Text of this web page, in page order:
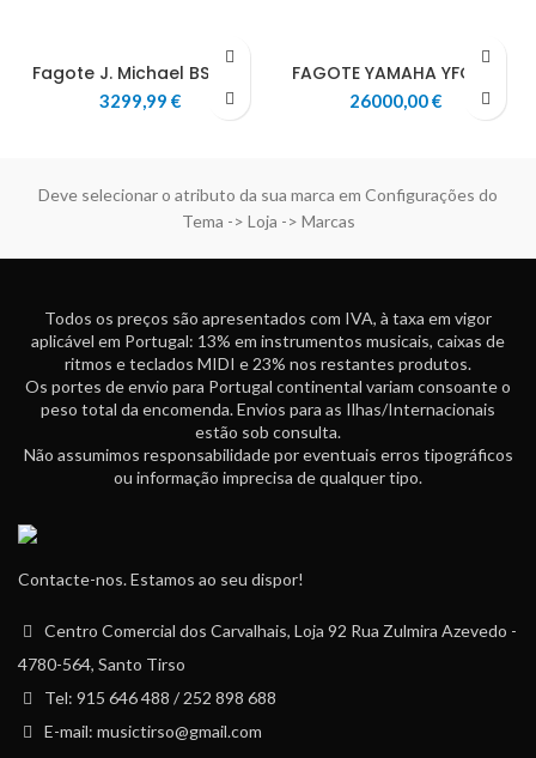
Fagote J. Michael BS1800
3299,99 €
FAGOTE YAMAHA YFG812
26000,00€
Deve selecionar o atributo da sua marca em Configurações do
Tema -> Loja -> Marcas
Todos os preços são apresentados com IVA, à taxa em vigor
aplicável em Portugal: 13% em instrumentos musicais, caixas de
ritmos e teclados MIDI e 23% nos restantes produtos.
Os portes de envio para Portugal continental variam consoante o
peso total da encomenda. Envios para as Ilhas/Internacionais
estão sob consulta.
Não assumimos responsabilidade por eventuais erros tipográficos
ou informação imprecisa de qualquer tipo.
Contacte-nos. Estamos ao seu dispor!
Centro Comercial dos Carvalhais, Loja 92 Rua Zulmira Azevedo -
4780-564, Santo Tirso
Tel: 915 646 488 / 252 898 688
E-mail: musictirso@gmail.com